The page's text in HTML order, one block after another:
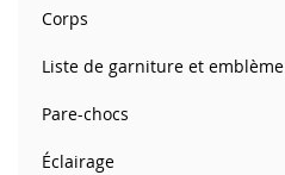
Corps
Liste de garniture et emblème
Pare-chocs
Éclairage